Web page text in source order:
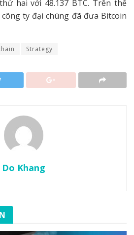
hai với 48.137 BTC. Trên thế
ty đại chúng đã đưa Bitcoin
Strategy
Do Khang